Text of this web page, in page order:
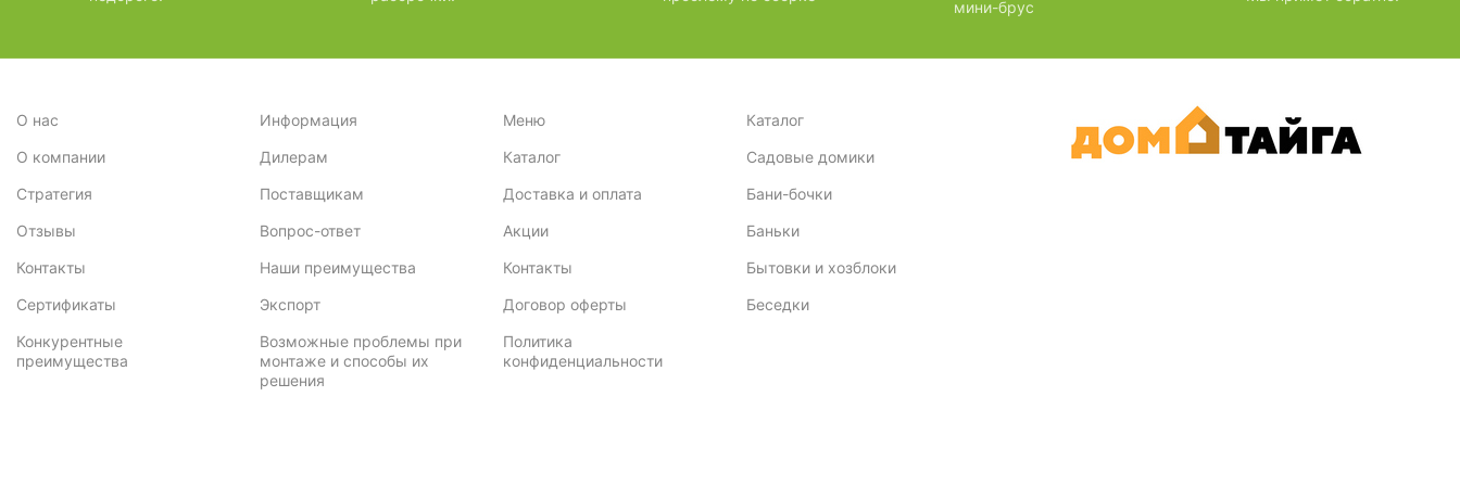
3,62 1
3,14
3,84 3
мини-брус
О нас
О компании
Стратегия
Отзывы
Контакты
Сертификаты
Конкурентные
преимущества
Информация
Дилерам
Поставщикам
Вопрос-ответ
Наши преимущества
Экспорт
Возможные проблемы при
монтаже и способы их
решения
Меню
Каталог
Доставка и оплата
Акции
Контакты
Договор оферты
Политика
конфиденциальности
Каталог
Садовые домики
Бани-бочки
Баньки
Бытовки и хозблоки
Беседки